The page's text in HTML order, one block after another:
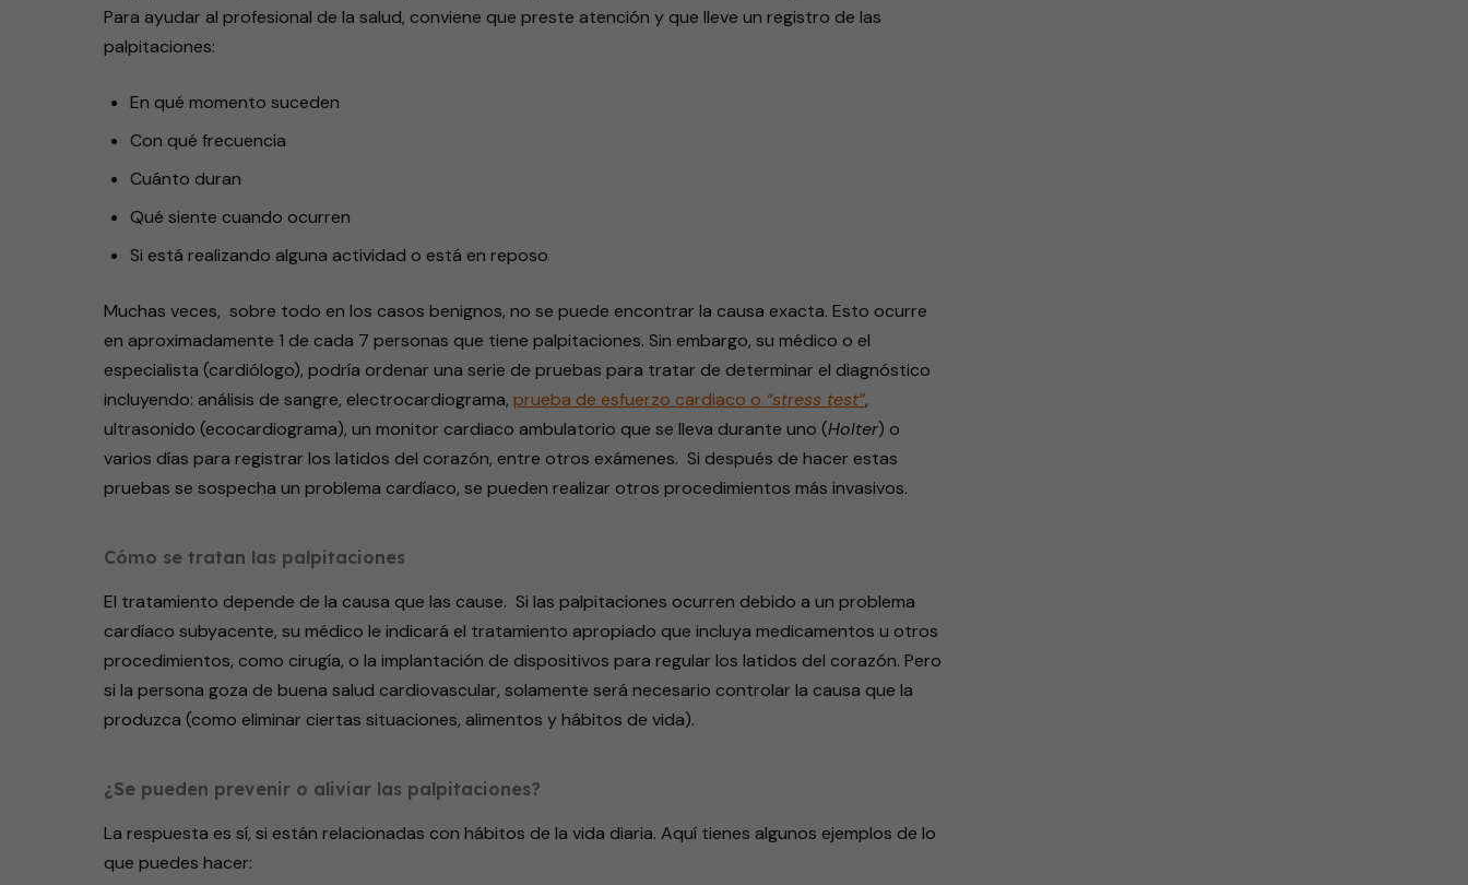
Para ayudar al profesional de la salud, conviene que preste atención y que lleve un registro de las
palpitaciones:
En qué momento suceden
Con qué frecuencia
Cuánto duran
Qué siente cuando ocurren
Si está realizando alguna actividad o está en reposo
Muchas veces, sobre todo en los casos benignos, no se puede encontrar la causa exacta. Esto ocurre
en aproximadamente 1 de cada 7 personas que tiene palpitaciones. Sin embargo, su médico o el
especialista (cardiólogo), podría ordenar una serie de pruebas para tratar de determinar el diagnóstico
incluyendo: análisis de sangre, electrocardiograma, prueba de esfuerzo cardiaco o “stress test”,
ultrasonido (ecocardiograma), un monitor cardiaco ambulatorio que se lleva durante uno (Holter) o
varios días para registrar los latidos del corazón, entre otros exámenes. Si después de hacer estas
pruebas se sospecha un problema cardíaco, se pueden realizar otros procedimientos más invasivos.
Cómo se tratan las palpitaciones
El tratamiento depende de la causa que las cause. Si las palpitaciones ocurren debido a un problema
cardíaco subyacente, su médico le indicará el tratamiento apropiado que incluya medicamentos u otros
procedimientos, como cirugía, o la implantación de dispositivos para regular los latidos del corazón. Pero
si la persona goza de buena salud cardiovascular, solamente será necesario controlar la causa que la
produzca (como eliminar ciertas situaciones, alimentos y hábitos de vida).
¿Se pueden prevenir o aliviar las palpitaciones?
La respuesta es sí, si están relacionadas con hábitos de la vida diaria. Aquí tienes algunos ejemplos de lo
que puedes hacer: